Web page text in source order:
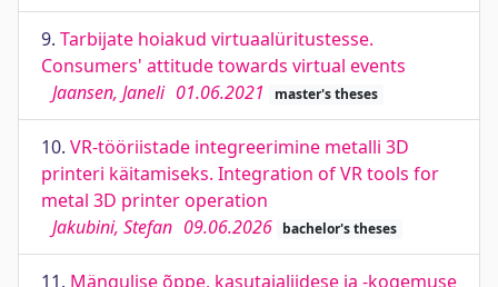
9. Tarbijate hoiakud virtuaalüritustesse.
Consumers' attitude towards virtual events
Jaansen, Janeli 01.06.2021 master's theses
10. VR-tööriistade integreerimine metalli 3D
printeri käitamiseks. Integration of VR tools for
metal 3D printer operation
Jakubini, Stefan 09.06.2026 bachelor's theses
11. Mängulise õppe, kasutajaliidese ja -kogemuse